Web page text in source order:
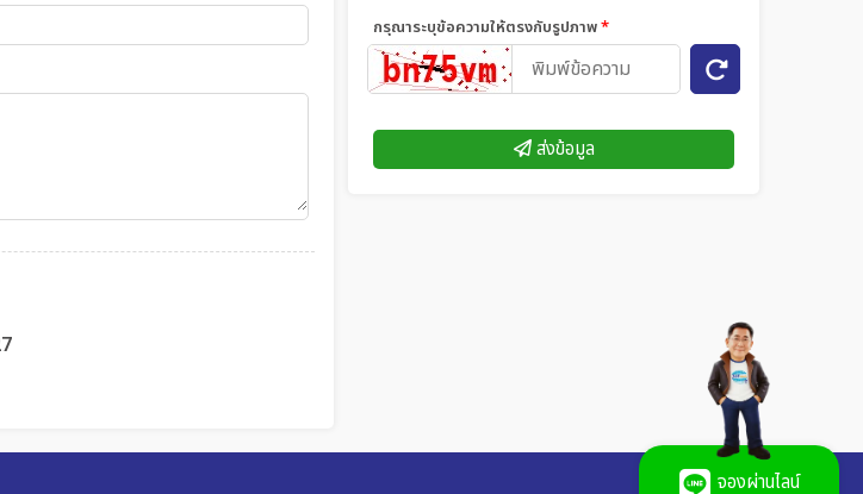
กรุณาระบุข้อความให้ตรงกับรูปภาพ*
ส่งข้อมูล
จองผ่านไลน์